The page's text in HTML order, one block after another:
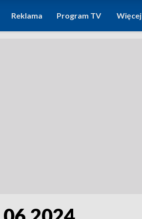
Reklama Program TV Więcej